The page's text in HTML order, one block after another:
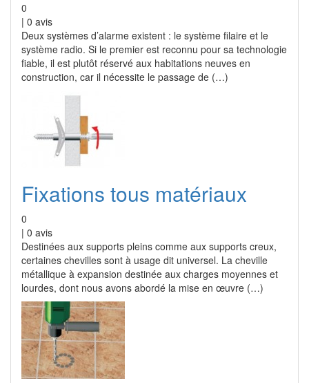
0
| 0 avis
Deux systèmes d’alarme existent : le système filaire et le
système radio. Si le premier est reconnu pour sa technologie
fiable, il est plutôt réservé aux habitations neuves en
construction, car il nécessite le passage de (…)
Fixations tous matériaux
0
| 0 avis
Destinées aux supports pleins comme aux supports creux,
certaines chevilles sont à usage dit universel. La cheville
métallique à expansion destinée aux charges moyennes et
lourdes, dont nous avons abordé la mise en œuvre (…)